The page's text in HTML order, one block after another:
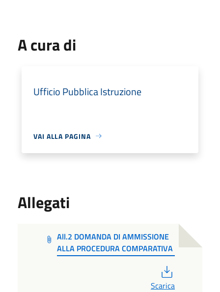
A cura di
Ufficio Pubblica Istruzione
VAI ALLA PAGINA
Allegati
All.2 DOMANDA DI AMMISSIONE
ALLA PROCEDURA COMPARATIVA
Scarica